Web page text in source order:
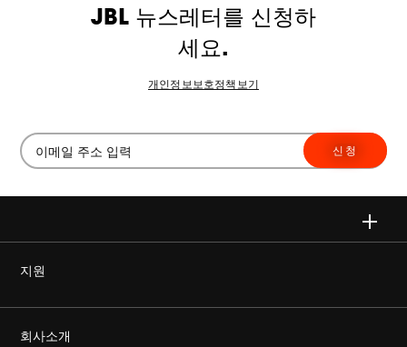
JBL 뉴스레터를 신청하
세요.
개인정보보호정책보기
신청
지원
정품을 구매하세요
회사소개